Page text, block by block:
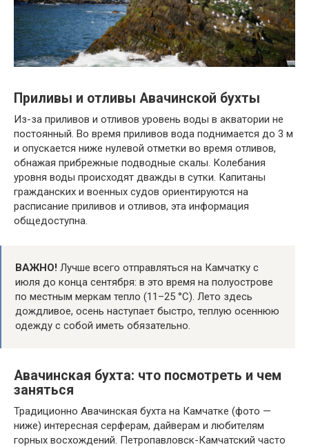
Приливы и отливы Авачинской бухты
Из-за приливов и отливов уровень воды в акватории не
постоянный. Во время приливов вода поднимается до 3 м
и опускается ниже нулевой отметки во время отливов,
обнажая прибрежные подводные скалы. Колебания
уровня воды происходят дважды в сутки. Капитаны
гражданских и военных судов ориентируются на
расписание приливов и отливов, эта информация
общедоступна.
ВАЖНО! Лучше всего отправляться на Камчатку c
июля до конца сентября: в это время на полуострове
по местным меркам тепло (11–25 °C). Лето здесь
дождливое, осень наступает быстро, теплую осеннюю
одежду с собой иметь обязательно.
Авачинская бухта: что посмотреть и чем
заняться
Традиционно Авачинская бухта на Камчатке (фото —
ниже) интересная серферам, дайверам и любителям
горных восхождений. Петропавловск-Камчатский часто